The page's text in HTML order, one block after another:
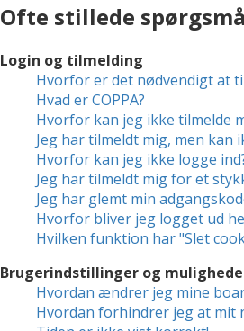
Ofte stillede
Login og tilmelding
Hvorfor er det nødvendigt at
Hvad er COPPA?
Hvorfor kan jeg ikke tilmelde
Jeg har tilmeldt mig, men kan
Hvorfor kan jeg ikke logge
Jeg har tilmeldt mig for et
Jeg har glemt min
Hvorfor bliver jeg logget ud
Hvilken funktion har "Slet
Brugerindstillinger og
Hvordan ændrer jeg mine
Hvordan forhindrer jeg at mit